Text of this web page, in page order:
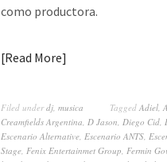
como productora.
Read More
Filed underdj, musica Tagged Adiel,
Creamfields Argentina, D Jason, Diego Cid,
Escenario Alternative, Escenario ANTS,
Stage, Fenix Entertainmet Group, Fermin